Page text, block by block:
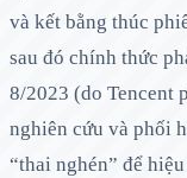
và kết bằng thúc
sau đó chính thức
8/2023 (do Tencent
nghiên cứu và phối
“thai nghén” để